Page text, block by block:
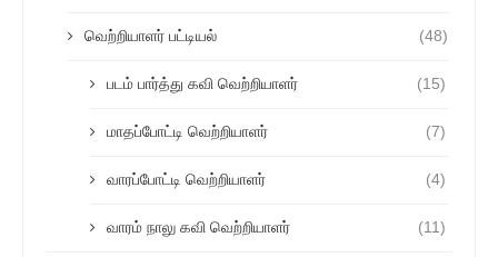
வெற்றியாளர் பட்டியல் (48)
படம் பார்த்து கவி வெற்றியாளர் (15)
மாதப்போட்டி வெற்றியாளர் (7)
வாரப்போட்டி வெற்றியாளர் (4)
வாரம் நாலு கவி வெற்றியாளர் (11)